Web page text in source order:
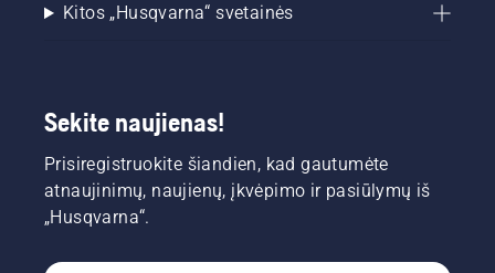
Kitos „Husqvarna“ svetainės
Sekite naujienas!
Prisiregistruokite šiandien, kad gautumėte
atnaujinimų, naujienų, įkvėpimo ir pasiūlymų iš
„Husqvarna“.